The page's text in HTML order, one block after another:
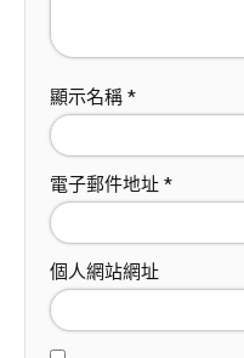
顯示名稱 *
電子郵件地址 *
個人網站網址